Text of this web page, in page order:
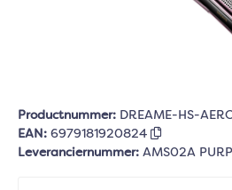
Productnummer: DREAME-HS-
EAN: 6979181920824
Leveranciernummer: AMS02A